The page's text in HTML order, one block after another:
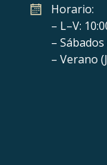
Horario:
– L–V:
–
– Verano